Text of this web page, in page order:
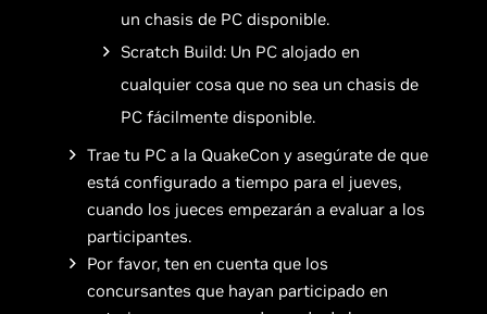
un chasis de PC disponible.
Scratch Build: Un PC alojado en
cualquier cosa que no sea un chasis de
PC fácilmente disponible.
Trae tu PC a la QuakeCon y asegúrate de que
está configurado a tiempo para el jueves,
cuando los jueces empezarán a evaluar a los
participantes.
Por favor, ten en cuenta que los
concursantes que hayan participado en